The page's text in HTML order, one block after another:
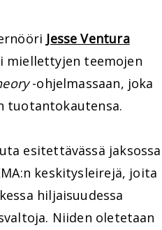
Jesse Ventura
miellettyjen teemojen
-ohjelmassaan, joka
esitettävässä jaksossa
keskitysleirejä, joita
hiljaisuudessa
Niiden oletetaan